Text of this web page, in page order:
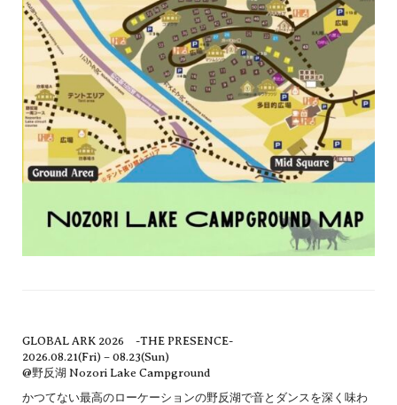
GLOBAL ARK 2026 -THE PRESENCE-
2026.08.21(Fri) – 08.23(Sun)
@野反湖 Nozori Lake Campground
かつてない最高のローケーションの野反湖で音とダンスを深く味わ